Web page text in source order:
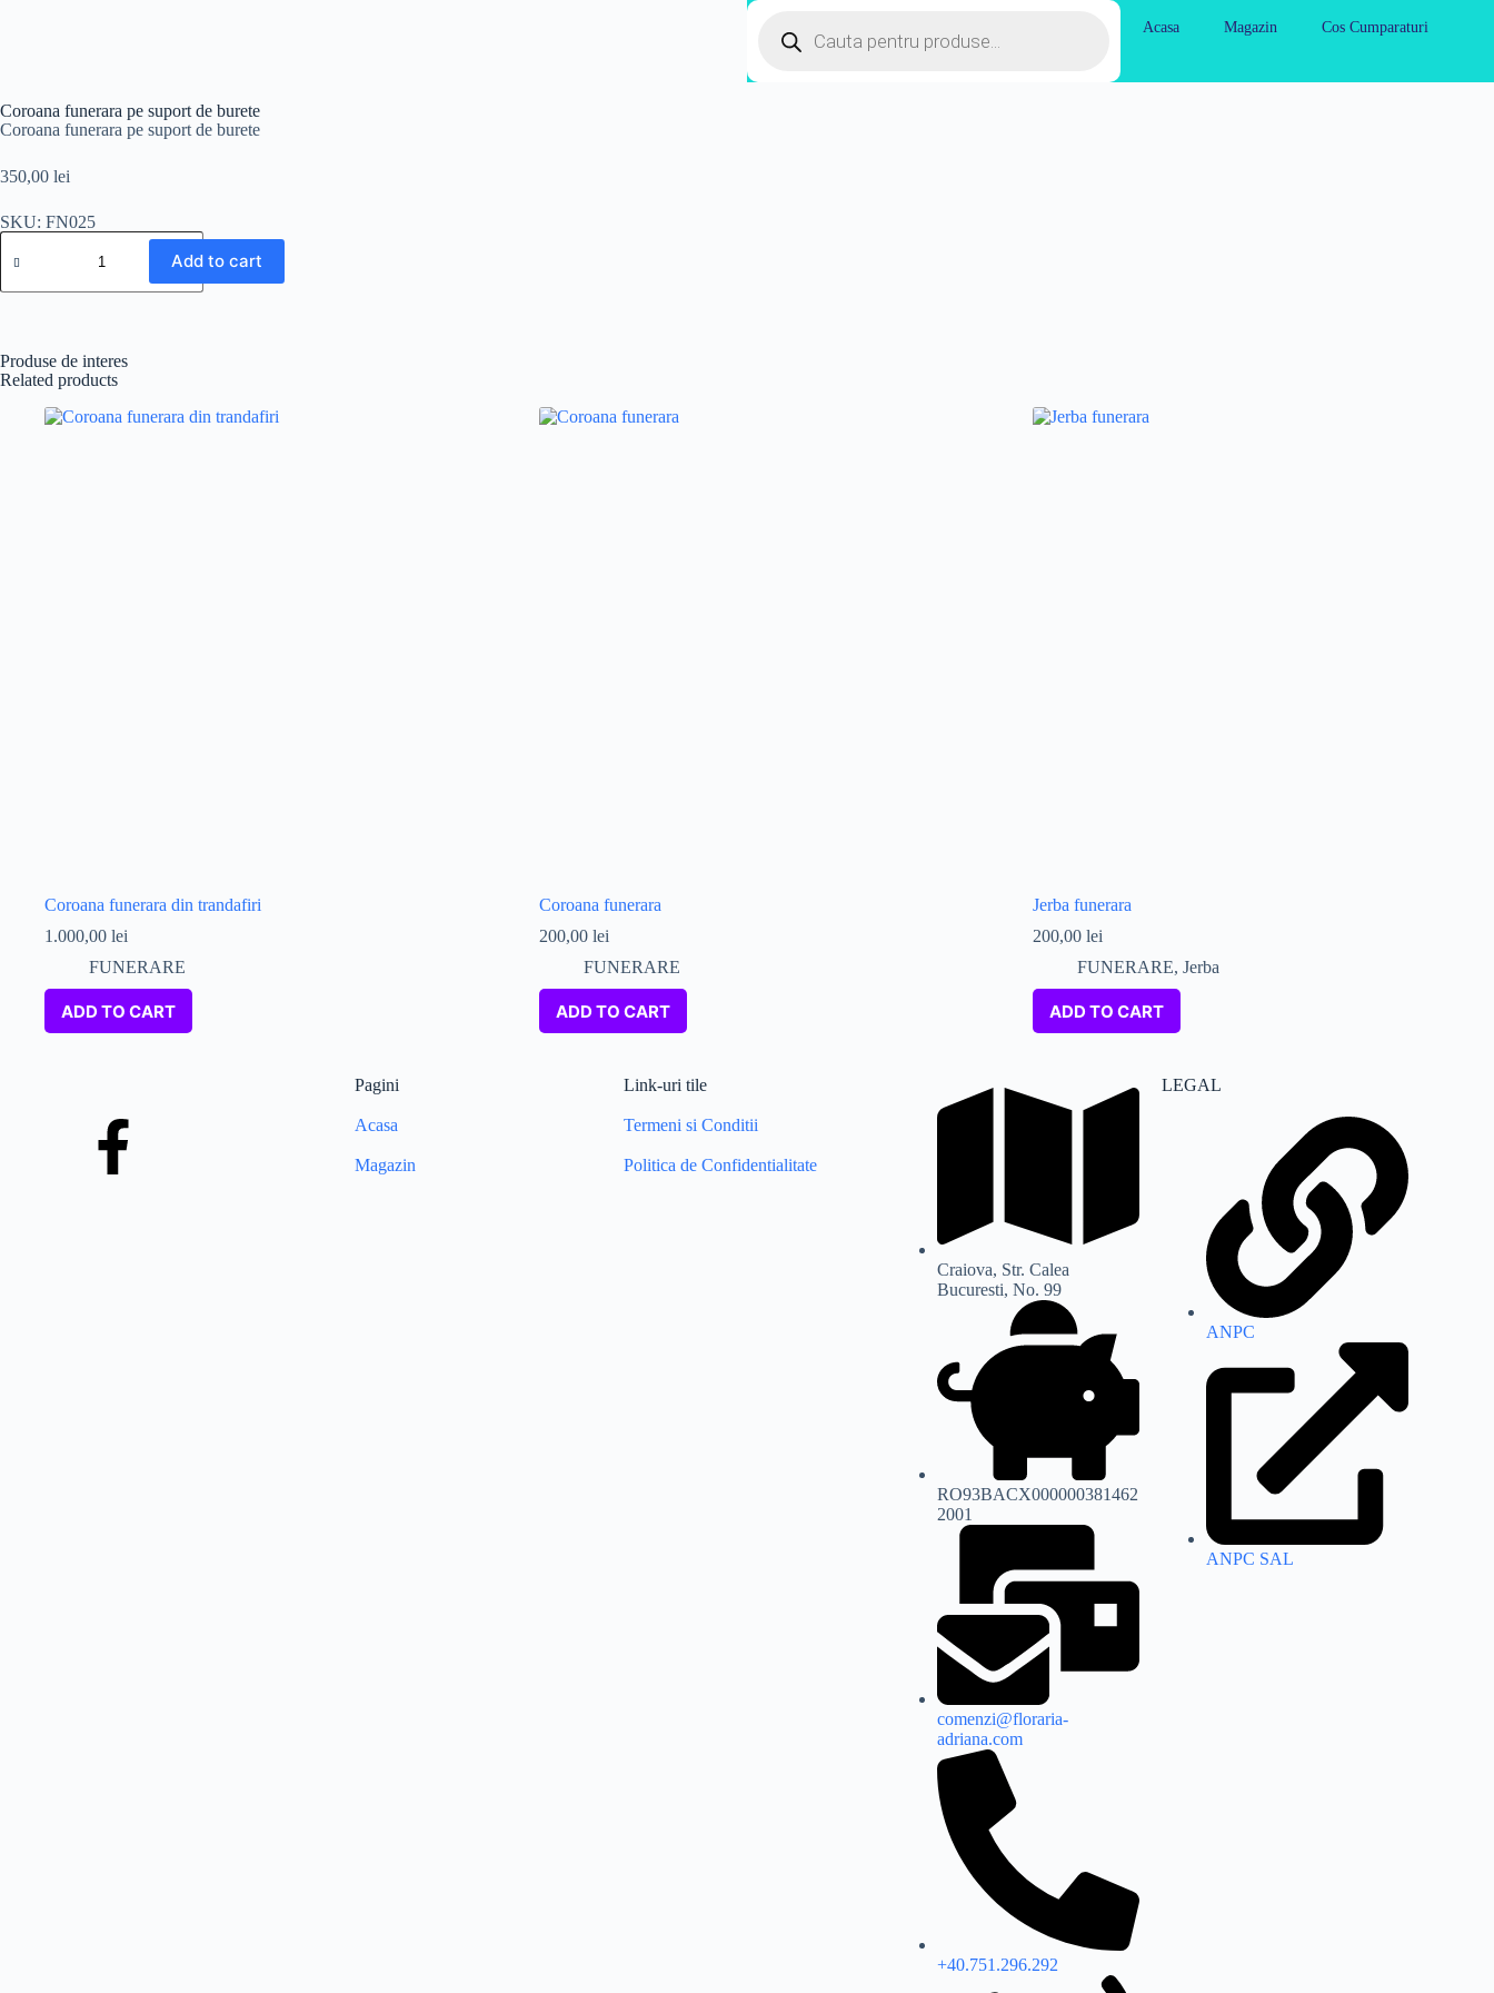
Acasa Magazin Cos Cumparaturi
Coroana funerara pe suport de burete
Coroana funerara pe suport de burete
350,00 lei
SKU: FN025
Add to cart
Produse de interes
Related products
Coroana funerara din trandafiri
1.000,00 lei
FUNERARE
ADD TO CART
Coroana funerara
200,00 lei
FUNERARE
ADD TO CART
Jerba funerara
200,00lei
FUNERARE,Jerba
ADD TO CART
Pagini
Acasa
Magazin
Link-uri tile
Termeni si Conditii
Politica de Confidentialitate
Craiova, Str. Calea
Bucuresti, No. 99
RO93BACX000000381462
2001
comenzi@floraria-
adriana.com
+40.751.296.292
LEGAL
ANPC
ANPC SAL